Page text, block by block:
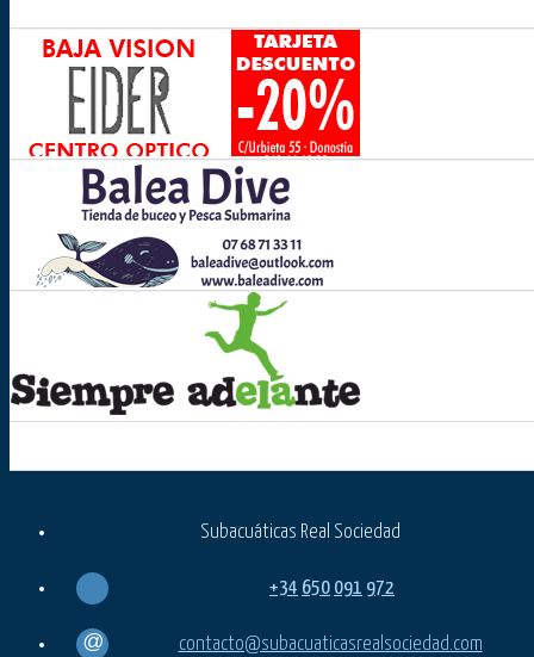
Subacuáticas Real Sociedad
+34 650 091 972
contacto@subacuaticasrealsociedad.com